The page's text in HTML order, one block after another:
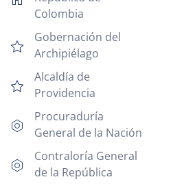
Colombia
Gobernación del
Archipiélago
Alcaldía de
Providencia
Procuraduría
General de la Nación
Contraloría General
de la República